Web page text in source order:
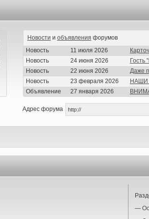
Новости и объявления форумов
Новость
11 июля 2026
Новость
24 июня 2026
Гость
Новость
22 июня 2026
Даже
Новость
23 февраля 2026
НАШИ
Объявление
27 января 2026
Адрес форума
—